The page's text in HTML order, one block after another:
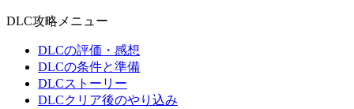
DLC攻略メニュー
DLCの評価・感想
DLCの条件と準備
DLCストーリー
DLCクリア後のやり込み